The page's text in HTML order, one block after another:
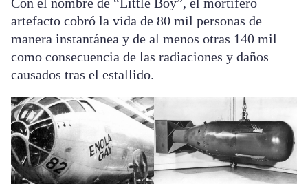
artefacto cobró la vida de 80 mil personas de
manera instantánea y de al menos otras 140 mil
como consecuencia de las radiaciones y daños
causados tras el estallido.